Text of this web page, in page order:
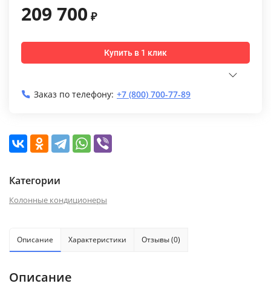
209 700 ₽
Купить в 1 клик
Заказ по телефону: +7 (800) 700-77-89
Категории
Колонные кондиционеры
Описание Характеристики Отзывы (0)
Описание